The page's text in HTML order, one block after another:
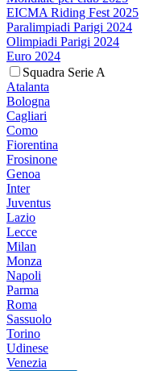
EICMA Riding Fest 2025
Paralimpiadi Parigi 2024
Olimpiadi Parigi 2024
Euro 2024
Squadra Serie A
Atalanta
Bologna
Cagliari
Como
Fiorentina
Frosinone
Genoa
Inter
Juventus
Lazio
Lecce
Milan
Monza
Napoli
Parma
Roma
Sassuolo
Torino
Udinese
Venezia